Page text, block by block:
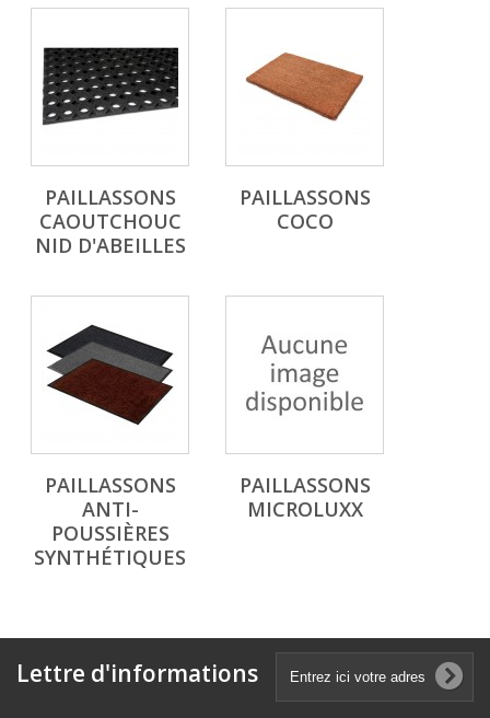
PAILLASSONS
CAOUTCHOUC
NID D'ABEILLES
PAILLASSONS
COCO
PAILLASSONS
ANTI-
POUSSIÈRES
SYNTHÉTIQUES
PAILLASSONS
MICROLUXX
Lettre d'informations